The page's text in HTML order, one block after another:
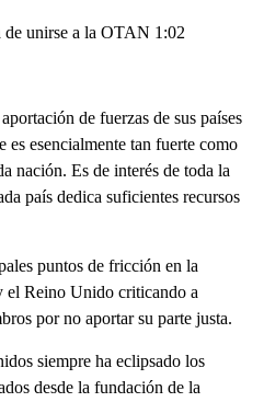
de unirse a la OTAN 1:02
de fuerzas de sus países
esencialmente tan fuerte como
nación. Es de interés de toda la
país dedica suficientes recursos
puntos de fricción en la
el Reino Unido criticando a
por no aportar su parte justa.
siempre ha eclipsado los
desde la fundación de la